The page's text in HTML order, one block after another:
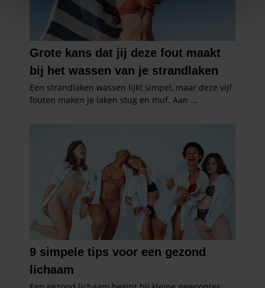
We gebruiken cookies om content en advertenties te
personaliseren, om functies voor social media te bieden
en om ons websiteverkeer te analyseren. Ook delen we
informatie over uw gebruik van onze site met onze
partners voor social media, adverteren en analyse. Deze
partners kunnen deze gegevens combineren met andere
informatie die u aan ze heeft verstrekt of die ze hebben